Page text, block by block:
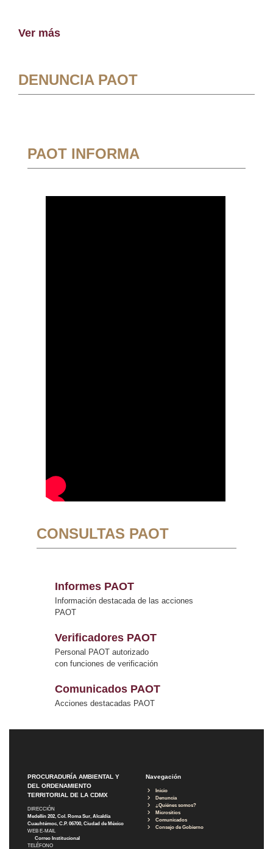
Ver más
DENUNCIA PAOT
PAOT INFORMA
CONSULTAS PAOT
Informes PAOT
Información destacada de las acciones
PAOT
Verificadores PAOT
Personal PAOT autorizado
con funciones de verificación
Comunicados PAOT
Acciones destacadas PAOT
PROCURADURÍA AMBIENTAL Y
DEL ORDENAMIENTO
TERRITORIAL DE LA CDMX
DIRECCIÓN
Medellín 202, Col. Roma Sur, Alcaldía
Cuauhtémoc, C.P. 06700, Ciudad de México
WEB E-MAIL
Correo Institucional
TELÉFONO
Navegación
Inicio
Denuncia
¿Quiénes somos?
Micrositios
Comunicados
Consejo de Gobierno